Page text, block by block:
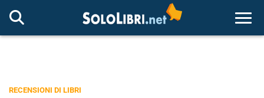
RECENSIONI DI LIBRI